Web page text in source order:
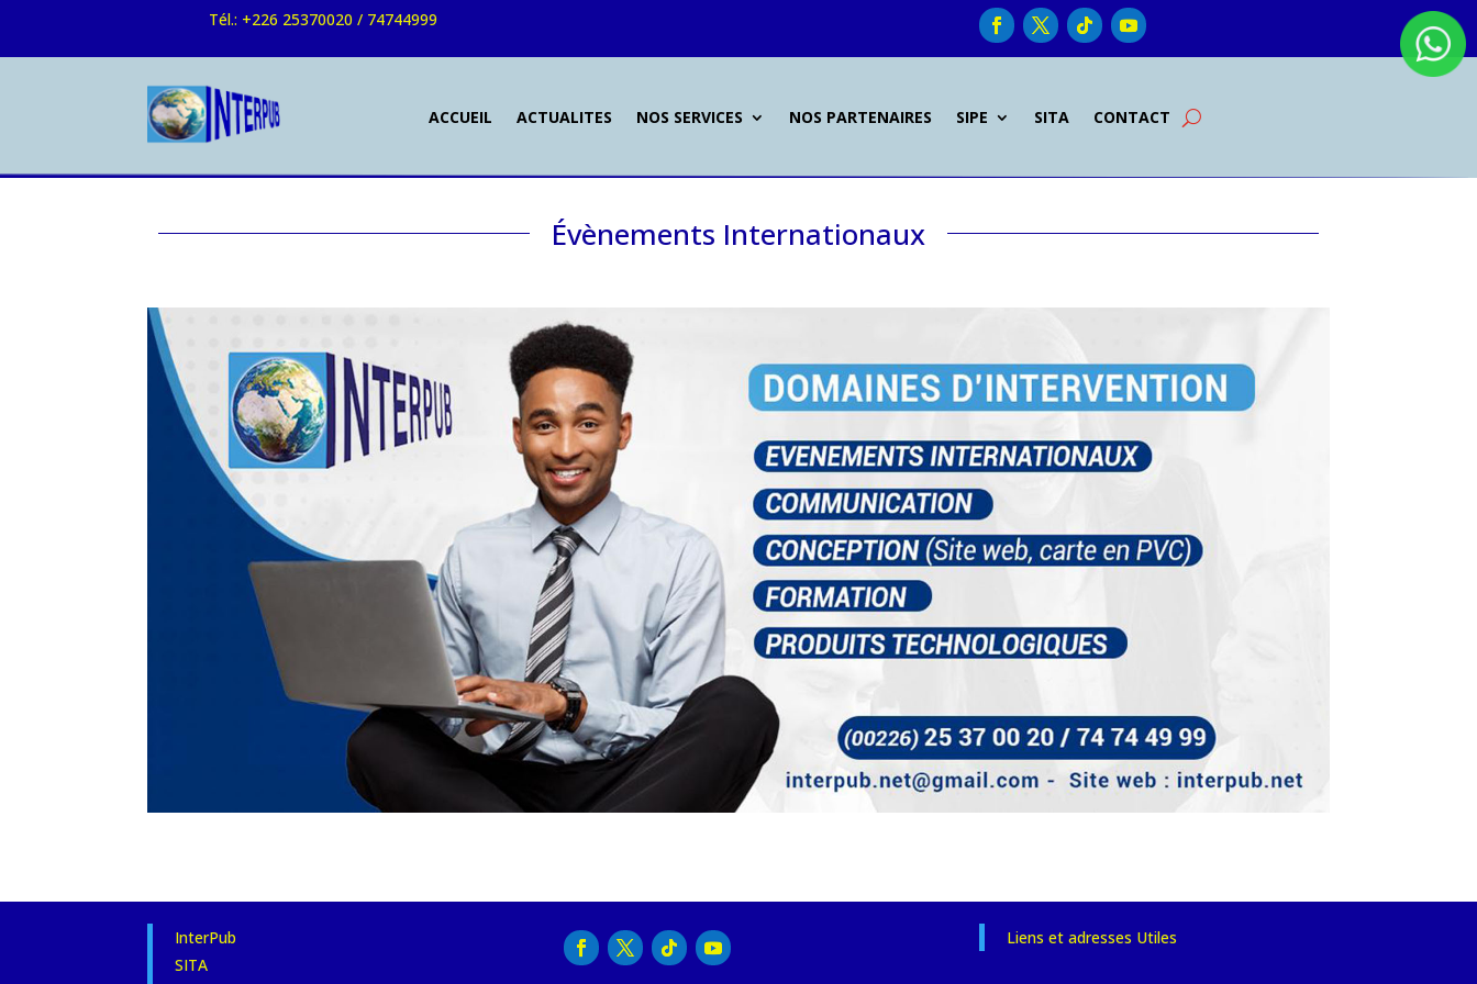
Tél.: +226 25370020 / 74744999
ACCUEIL ACTUALITES NOS SERVICES NOS PARTENAIRES SIPE SITA CONTACT
Évènements Internationaux
InterPub
SITA
Liens et adresses Utiles